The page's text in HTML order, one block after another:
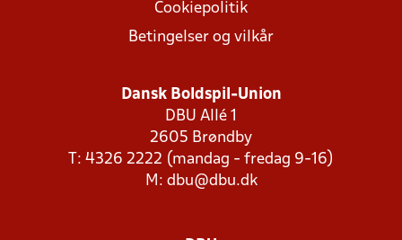
Cookiepolitik
Betingelser og vilkår
Dansk Boldspil-Union
DBU Allé 1
2605 Brøndby
T: 4326 2222 (mandag - fredag 9-16)
M: dbu@dbu.dk